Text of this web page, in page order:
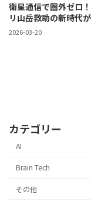
衛星通信で圏外ゼロ
リ山岳救助の新時代
2026-03-20
カテゴリー
AI
Brain Tech
その他